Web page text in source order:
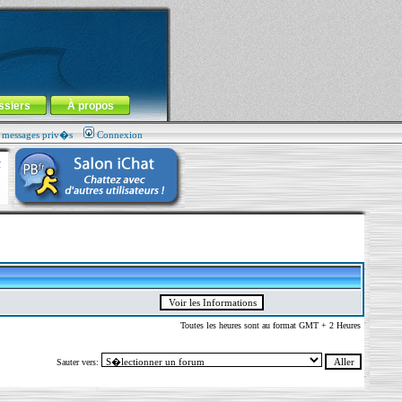
À propos
priv�s Connexion
Toutes les heures sont au format GMT + 2 Heures
Sauter vers: